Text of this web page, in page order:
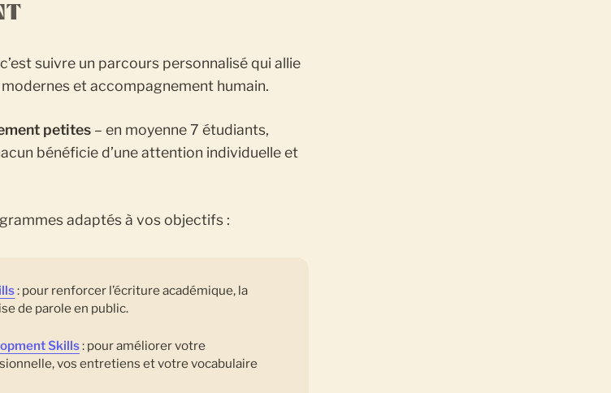
suivre un parcours personnalisé qui allie
et accompagnement humain.
petites – en moyenne 7 étudiants,
bénéficie d’une attention individuelle et
adaptés à vos objectifs :
: pour renforcer l’écriture académique, la
de parole en public.
Skills: pour améliorer votre
vos entretiens et votre vocabulaire